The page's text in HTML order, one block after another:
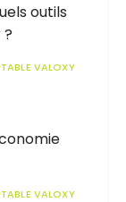
outils
VALOXY
VALOXY